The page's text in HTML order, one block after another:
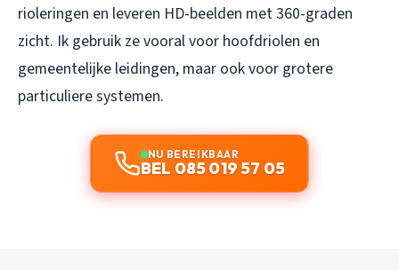
rioleringen en leveren HD-beelden met 360-graden
zicht. Ik gebruik ze vooral voor hoofdriolen en
gemeentelijke leidingen, maar ook voor grotere
particuliere systemen.
NU BEREIKBAAR
BEL 085 019 57 05